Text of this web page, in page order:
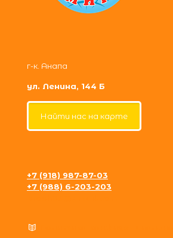
г-к. Анапа
ул. Ленина, 144 Б
Найти нас на карте
+7 (918) 987-87-03
+7 (988) 6-203-203